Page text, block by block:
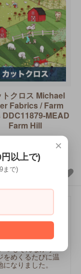
トクロス Michael
Fabrics / Farm
DDC11879-MEAD
Farm Hill
約40cm×約52cm
Miller Fabrics
を食む馬。子ど
びのびと過ごし
つもそんなふう
をめくるたびに温
なりました。
×
以上で)
まで)